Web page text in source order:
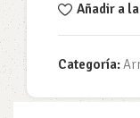
Añadir a
Categoría: